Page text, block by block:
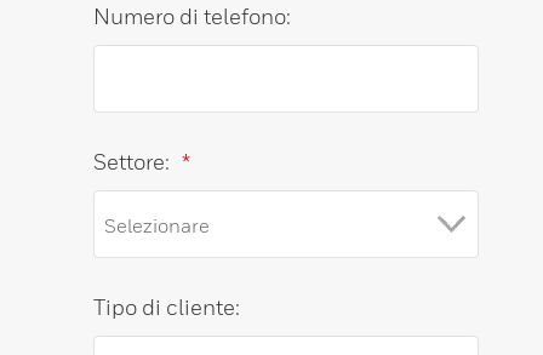
Numero di telefono:
*
Settore:
Tipo di cliente: